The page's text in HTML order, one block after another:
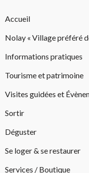
Accueil
Nolay « Village préféré
Informations pratiques
Tourisme et patrimoine
Visites guidées et
Sortir
Déguster
Se loger & se restaurer
Services / Boutique